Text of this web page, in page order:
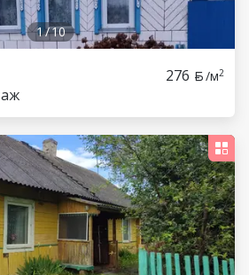
1/10
276 /м2